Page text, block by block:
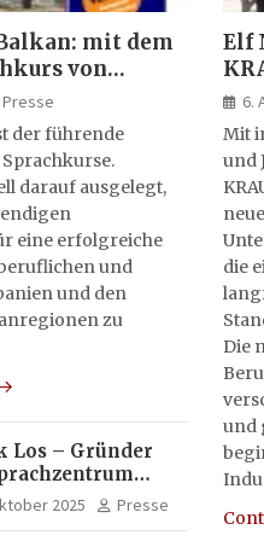
mit dem
von
Presse
der führende
darauf ausgelegt,
eine erfolgreiche
und
und den
zu
Los – Gründer
Moose Casa
Apartamento
2025 Presse
Elf
6.
Mit
und
die
Die
und